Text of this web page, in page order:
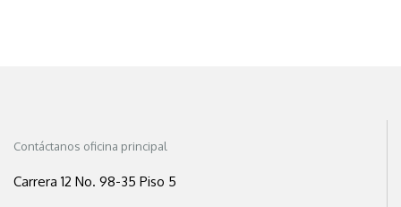
Contáctanos oficina principal
Carrera 12 No. 98-35 Piso 5